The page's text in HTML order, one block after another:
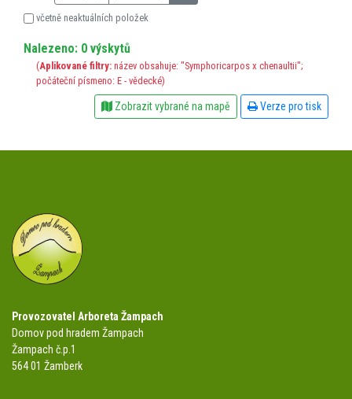
včetně neaktuálních položek
Nalezeno: 0 výskytů
(Aplikované filtry: název obsahuje: "Symphoricarpos x chenaultii";
počáteční písmeno: E - vědecké)
Zobrazit vybrané na mapě Verze pro tisk
Provozovatel Arboreta Žampach
Domov pod hradem Žampach
Žampach č.p.1
564 01 Žamberk